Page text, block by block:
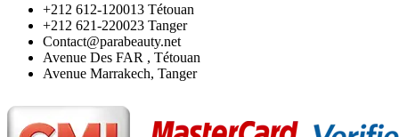
‪+212 612-120013 Tétouan
‪+212 621-220023 Tanger
Contact@parabeauty.net
Avenue Des FAR , Tétouan
Avenue Marrakech, Tanger